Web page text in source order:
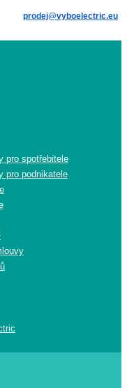
prodej@vyboelectric.eu
pro spotřebitele
pro podnikatele